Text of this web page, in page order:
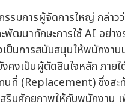
รมการผู้จัดการใหญ่ กล่าว
พัฒนาทักษะการใช้ AI อย่า
เป็นการสนับสนุนให้พนักง
งเป็นผู้ตัดสินใจหลัก ภาย
นที่ (Replacement) ซึ่งส
ริมศักยภาพให้กับพนักงาน